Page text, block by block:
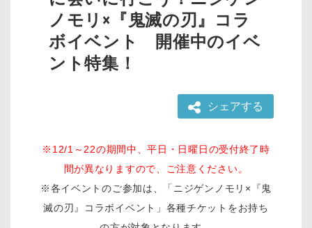
ノモリ×『鬼滅の刃』コラ
ボイベント 開催中のイベ
ント特集！
シェアする
※12/1～22の期間中、平日・日曜日の受付終了時
間が異なりますので、ご注意ください。
※各イベントのご参加は、「ニジゲンノモリ×『鬼
滅の刃』コラボイベント」各種チケットをお持ち